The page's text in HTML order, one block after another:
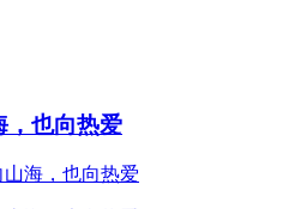
，也向热爱